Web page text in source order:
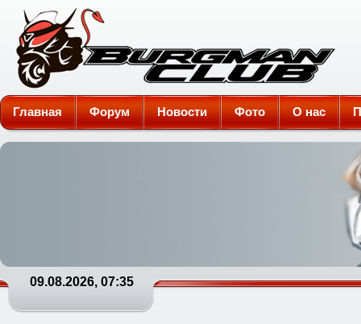
Burgman-Club
Главная Форум Новости Фото О нас
09.08.2026, 07:35